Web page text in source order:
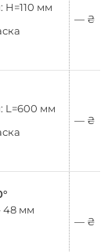
Н=110 мм
— ₴
L=600 мм
— ₴
48 мм
— ₴